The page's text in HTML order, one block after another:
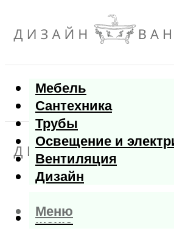
Мебель
Сантехника
Трубы
Освещение и
Вентиляция
Дизайн
Меню
Меню